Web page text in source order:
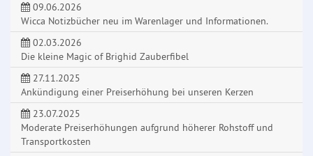
09.06.2026
Wicca Notizbücher neu im Warenlager und Informationen.
02.03.2026
Die kleine Magic of Brighid Zauberfibel
27.11.2025
Ankündigung einer Preiserhöhung bei unseren Kerzen
23.07.2025
Moderate Preiserhöhungen aufgrund höherer Rohstoff und
Transportkosten